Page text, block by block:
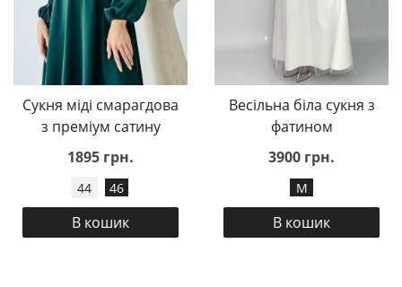
Сукня міді смарагдова
з преміум сатину
1895 грн.
44 46
В кошик
Весільна біла сукня з
фатином
3900 грн.
M
В кошик